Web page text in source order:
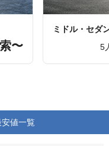
〜
ミドル・セダ
5
値一覧